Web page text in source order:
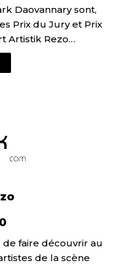
Daovannary sont,
Prix du Jury et Prix
Artistik Rezo…
de faire découvrir au
de la scène